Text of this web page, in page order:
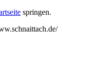
springen.